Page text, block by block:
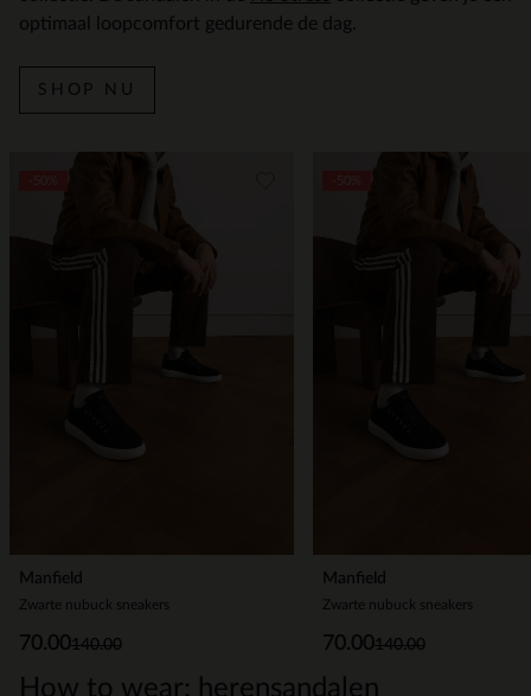
optimaal loopcomfort gedurende de dag.
SHOP NU
Manfield
Zwarte nubuck sneakers
140.00
70.00
Manfield
Zwarte nubuck sneakers
140.00
70.00
How to wear: herensandalen